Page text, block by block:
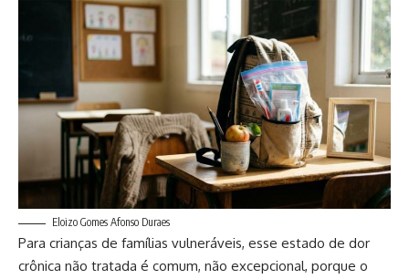
Eloizo Gomes Afonso Duraes
Para crianças de famílias vulneráveis, esse estado de dor
crônica não tratada é comum, não excepcional, porque o